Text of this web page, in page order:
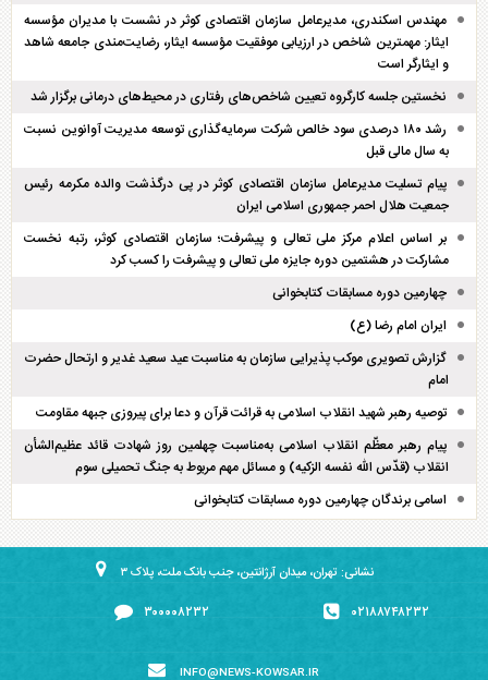
مهندس اسکندری، مدیرعامل سازمان اقتصادی کوثر در نشست با مدیران مؤسسه
ایثار: مهمترین شاخص در ارزیابی موفقیت مؤسسه ایثار، رضایت‌مندی جامعه شاهد
و ایثارگر است
نخستین جلسه کارگروه تعیین شاخص‌های رفتاری در محیط‌های درمانی برگزار شد
رشد ۱۸۰ درصدی سود خالص شرکت سرمایه‌گذاری توسعه مدیریت آوانوین نسبت
به سال مالی قبل
پیام تسلیت مدیرعامل سازمان اقتصادی کوثر در پی درگذشت والده مکرمه رئیس
جمعیت هلال احمر جمهوری اسلامی ایران
بر اساس اعلام مرکز ملی تعالی و پیشرفت؛ سازمان اقتصادی کوثر، رتبه نخست
مشارکت در هشتمین دوره جایزه ملی تعالی و پیشرفت را کسب کرد
چهارمین دوره مسابقات کتابخوانی
ایران امام رضا (ع)
گزارش تصویری موکب پذیرایی سازمان به مناسبت عید سعید غدیر و ارتحال حضرت
امام
توصیه رهبر شهید انقلاب اسلامی به قرائت قرآن و دعا برای پیروزی جبهه مقاومت
پیام رهبر معظّم انقلاب اسلامی به‌مناسبت چهلمین روز شهادت قائد عظیم‌الشأن
انقلاب (قدّس الله نفسه الزکیه) و مسائل مهم مربوط به جنگ تحمیلی سوم
اسامی برندگان چهارمین دوره مسابقات کتابخوانی
نشانی: تهران، میدان آرژانتین، جنب بانک ملت، پلاک ۳
۰۲۱۸۸۷۴۸۲۳۲ ۳۰۰۰۰۸۲۳۲
INFO@NEWS-KOWSAR.IR